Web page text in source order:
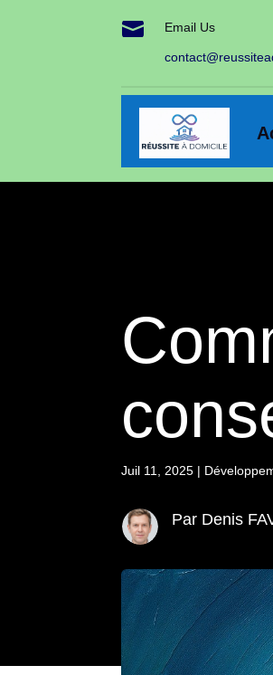
 Email Us
Juil 11, 2025 |
Par Denis